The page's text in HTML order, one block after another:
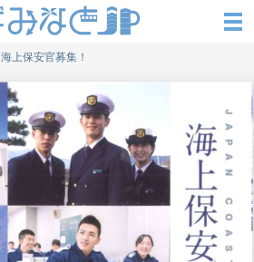
海上保安官募集！